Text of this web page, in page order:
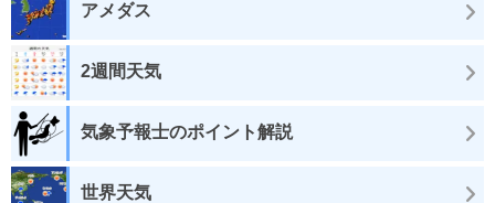
アメダス
2週間天気
気象予報士のポイント解説
世界天気